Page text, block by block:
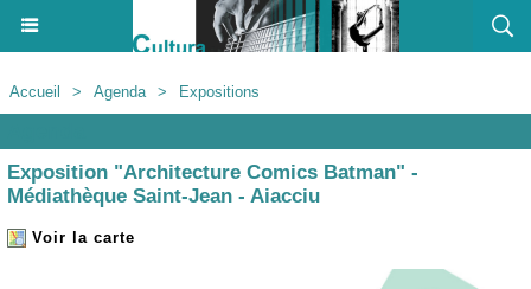
Accueil > Agenda > Expositions
Exposition "Architecture Comics Batman" -
Médiathèque Saint-Jean - Aiacciu
Voir la carte